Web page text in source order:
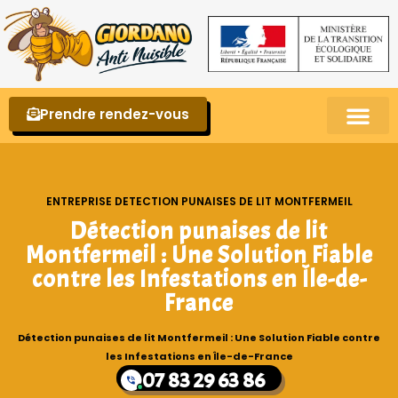
Prendre rendez-vous
ENTREPRISE DETECTION PUNAISES DE LIT MONTFERMEIL
Détection punaises de lit
Montfermeil : Une Solution Fiable
contre les Infestations en Île-de-
France
Détection punaises de lit Montfermeil : Une Solution Fiable contre
les Infestations en Île-de-France
07 83 29 63 86